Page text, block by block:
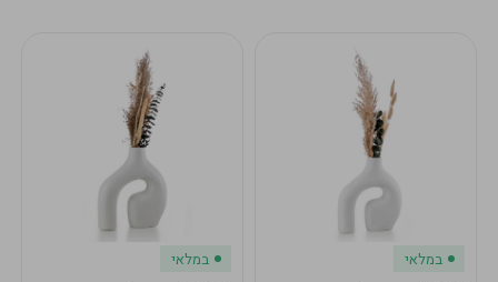
במלאי במלאי
לתשלום